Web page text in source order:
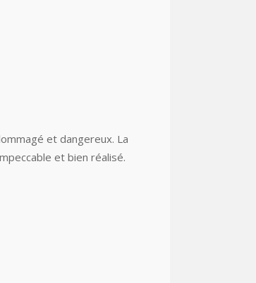
et dangereux. La
et bien réalisé.